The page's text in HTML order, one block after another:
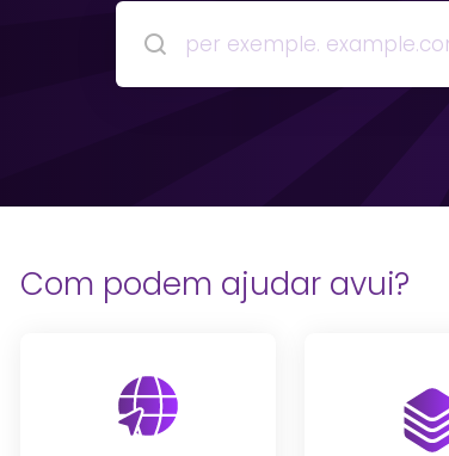
Com podem ajudar avui?